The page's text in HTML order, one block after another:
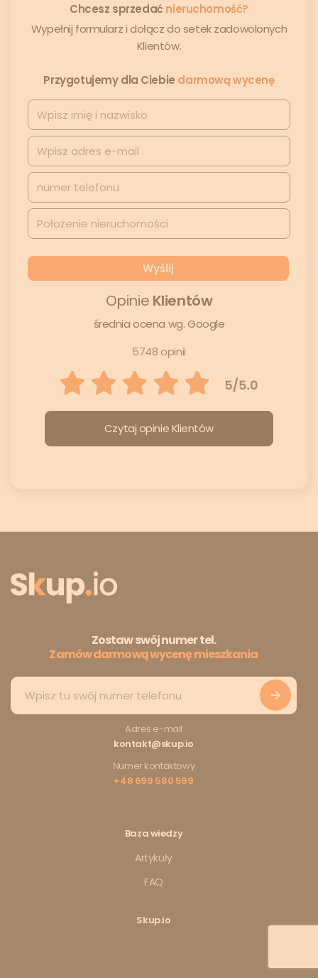
Chcesz sprzedaćnieruchomość?
Wypełnij formularz i dołącz do setek zadowolonych
Klientów.
Przygotujemy dla Ciebie darmową wycenę
Opinie Klientów
średnia ocena wg. Google
5748 opinii
Czytaj opinie Klientów
Zostaw swój numer tel.
Zamów darmową wycenę mieszkania
Adres e-mail
kontakt@skup.io
Numer kontaktowy
+48 699 580 599
Baza wiedzy
Artykuły
FAQ
Skup.io